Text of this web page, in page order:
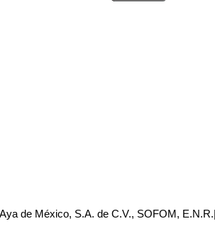
de México, S.A. de C.V., SOFOM,